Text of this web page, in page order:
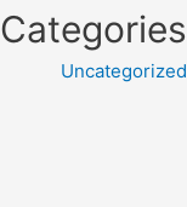
Categories
Uncategorized